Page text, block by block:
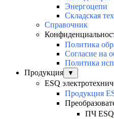
Энергоцепи
Складская
Справочник
Политика
Согласие на
Политика
Продукция
▼
ESQ
Продукция
ПЧ